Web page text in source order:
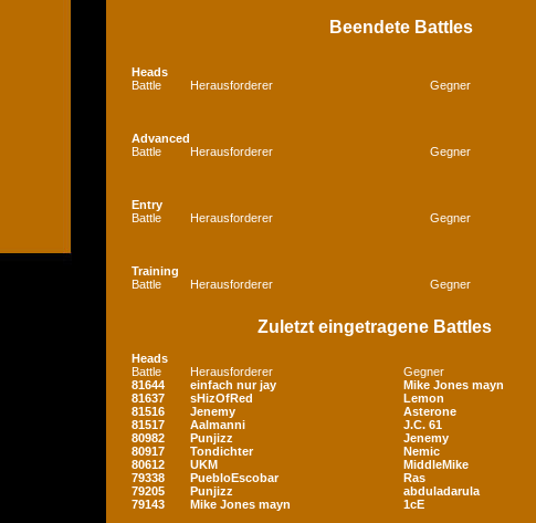
Beendete Battles
Heads
Battle
Herausforderer Gegner
Advanced
Battle
Herausforderer Gegner
Entry
Battle
Herausforderer Gegner
Training
Battle
Herausforderer Gegner
Zuletzt eingetragene Battles
Heads
Battle
Herausforderer Gegner
81644
einfach nur jay Mike Jones mayn
81637
sHizOfRed Lemon
81516
Jenemy Asterone
81517
Aalmanni J.C. 61
80982
Punjizz Jenemy
80917
Tondichter Nemic
80612
UKM MiddleMike
79338
PuebloEscobar Ras
79205
Punjizz abduladarula
79143
Mike Jones mayn 1cE